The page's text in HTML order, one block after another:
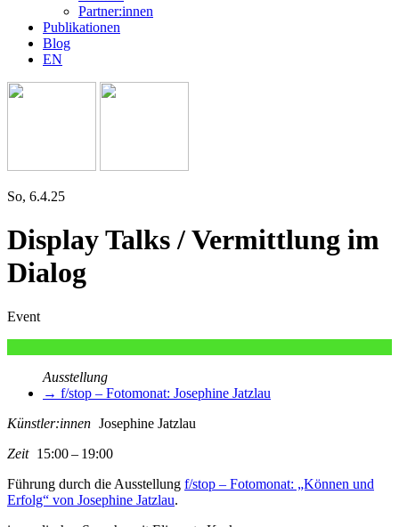
Partner:innen
Publikationen
Blog
EN
So, 6.4.25
Display Talks / Vermittlung im
Dialog
Event
Ausstellung
→ f/stop – Fotomonat: Josephine Jatzlau
Künstler:innen Josephine Jatzlau
Zeit 15:00 – 19:00
Führung durch die Ausstellung f/stop – Fotomonat: „Können und
Erfolg“ von Josephine Jatzlau.